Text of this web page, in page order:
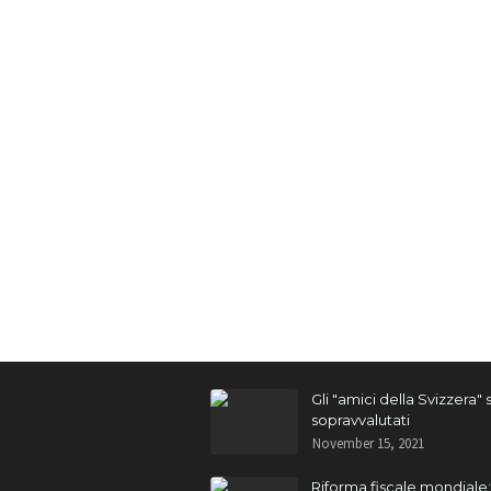
Gli "amici della Svizzera"
sopravvalutati
November 15, 2021
Riforma fiscale